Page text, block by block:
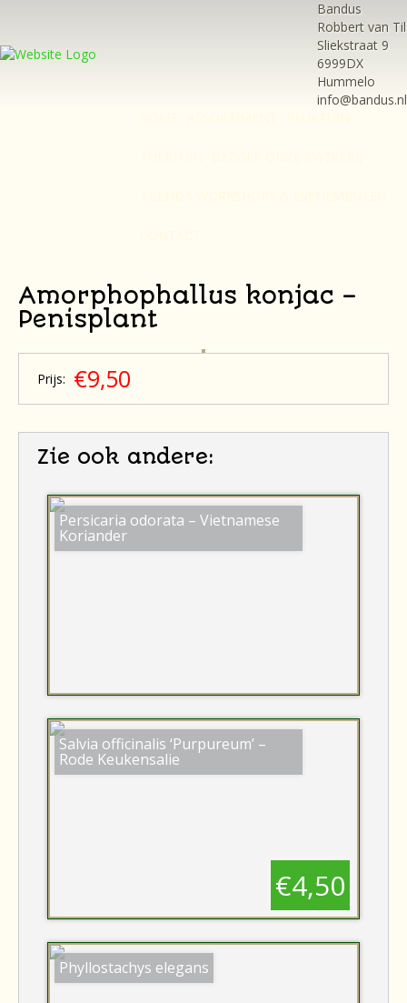
Bandus
Robbert van Til
Sliekstraat 9
6999DX
Hummelo
info@bandus.nl
Amorphophallus konjac –
Penisplant
Prijs: €9,50
Zie ook andere:
Persicaria odorata – Vietnamese
Koriander
Salvia officinalis ‘Purpureum’ –
Rode Keukensalie
€4,50
Phyllostachys elegans